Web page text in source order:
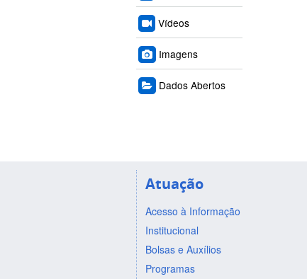
Vídeos
Imagens
Dados Abertos
Atuação
Acesso à Informação
Institucional
Bolsas e Auxílios
Programas